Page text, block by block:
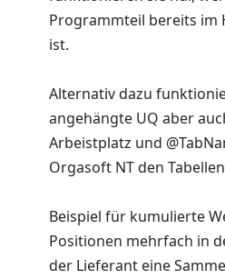
Programmteil bereits im
ist.
Alternativ dazu
angehängte UQ aber
Arbeistplatz und
Orgasoft NT den
Beispiel für kumulierte
Positionen mehrfach in
der Lieferant eine